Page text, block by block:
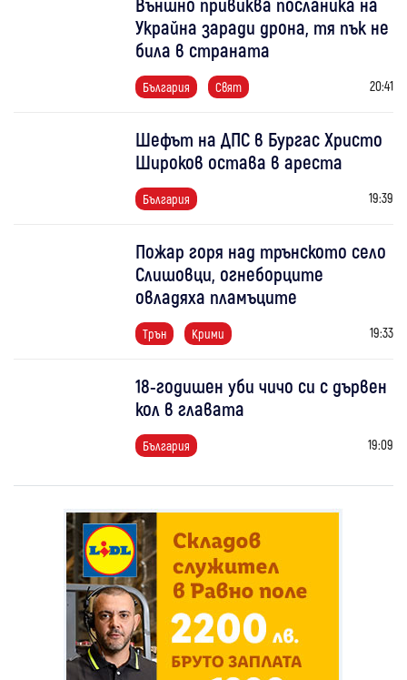
Украйна заради дрона, тя пък не
била в страната
България Свят 20:41
Шефът на ДПС в Бургас Христо
Широков остава в ареста
България 19:39
Пожар горя над трънското село
Слишовци, огнеборците
овладяха пламъците
Трън Крими 19:33
18-годишен уби чичо си с дървен
кол в главата
България 19:09